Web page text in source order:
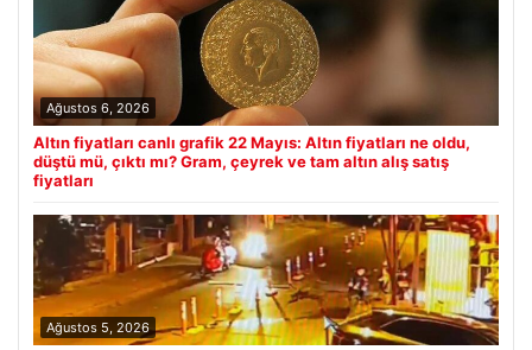
Ağustos 6, 2026
Altın fiyatları canlı grafik 22 Mayıs: Altın fiyatları ne oldu,
düştü mü, çıktı mı? Gram, çeyrek ve tam altın alış satış
fiyatları
Ağustos 5, 2026